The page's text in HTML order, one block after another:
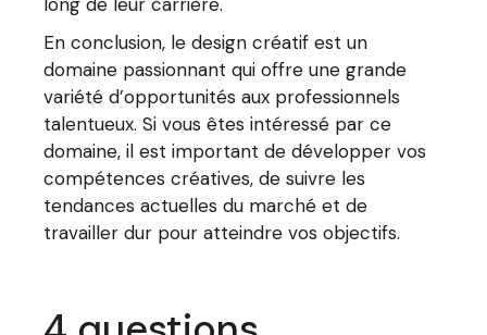
En conclusion, le design créatif est un
domaine passionnant qui offre une grande
variété d’opportunités aux professionnels
talentueux. Si vous êtes intéressé par ce
domaine, il est important de développer vos
compétences créatives, de suivre les
tendances actuelles du marché et de
travailler dur pour atteindre vos objectifs.